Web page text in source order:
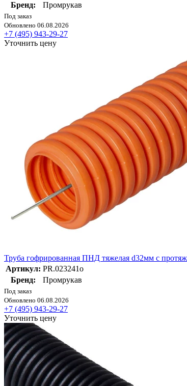
Бренд:
Промрукав
Под заказ
Обновлено 06.08.2026
+7 (495) 943-29-27
Уточнить цену
Труба гофрированная ПНД тяжелая d32мм с
Артикул: PR.023241о
Бренд:
Промрукав
Под заказ
Обновлено 06.08.2026
+7 (495) 943-29-27
Уточнить цену